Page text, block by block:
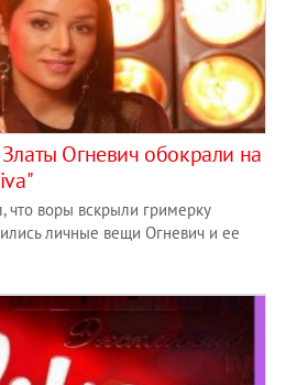
Огневич обокрали на
что воры вскрыли гримерку
личные вещи Огневич и ее